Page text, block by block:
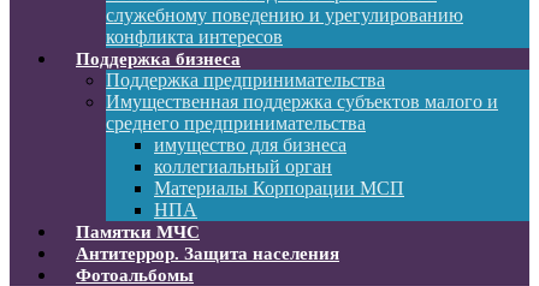
служебному поведению и урегулированию
конфликта интересов
Поддержка бизнеса
Поддержка предпринимательства
Имущественная поддержка субъектов малого и
среднего предпринимательства
имущество для бизнеса
коллегиальный орган
Материалы Корпорации МСП
НПА
Памятки МЧС
Антитеррор. Защита населения
Фотоальбомы